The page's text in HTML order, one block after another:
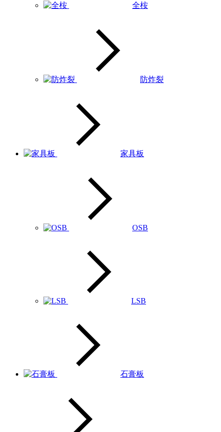
全桉
防炸裂
家具板
OSB
LSB
石膏板